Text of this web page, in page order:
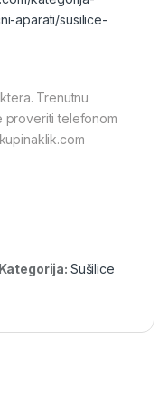
aparati/susilice-
Trenutnu
proveriti telefonom
Kategorija: Sušilice